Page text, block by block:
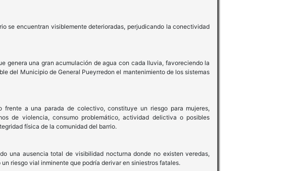
se encuentran visiblemente deterioradas, perjudicando la conectividad
genera una gran acumulación de agua con cada lluvia, favoreciendo la
del Municipio de General Pueyrredon el mantenimiento de los sistemas
a una parada de colectivo, constituye un riesgo para mujeres,
de violencia, consumo problemático, actividad delictiva o posibles
física de la comunidad del barrio.
una ausencia total de visibilidad nocturna donde no existen veredas,
riesgo vial inminente que podría derivar en siniestros fatales.